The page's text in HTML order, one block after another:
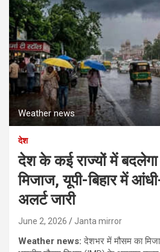
Weather news
देश
देश के कई राज्यों में
मिजाज, यूपी-बिहार में
अलर्ट जारी
June 2, 2026 Janta mirror
Weather news:देशभर में मौसम का